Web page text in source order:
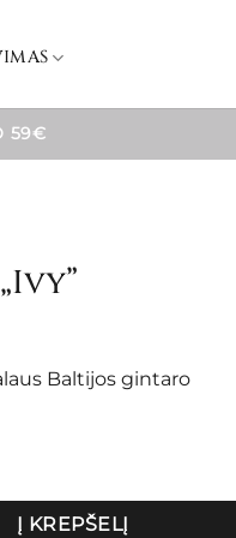
59€
Baltijos gintaro
"Ivy"
Į KREPŠELĮ